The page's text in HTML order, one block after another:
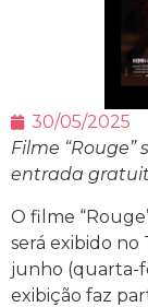
30/05/2025
Filme
entrada
O filme
será exibido
junho (quarta-
exibição faz